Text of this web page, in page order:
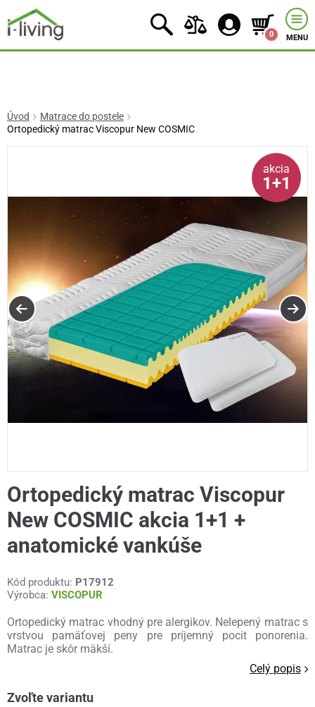
0 MENU
Úvod
Matrace do postele
Ortopedický matrac Viscopur New COSMIC
akcia
1+1
Ortopedický matrac Viscopur
New COSMIC akcia 1+1 +
anatomické vankúše
Kód produktu: P17912
Výrobca: VISCOPUR
Ortopedický matrac vhodný pre alergikov. Nelepený matrac s
vrstvou pamäťovej peny pre príjemný pocit ponorenia.
Matrac je skôr mäkší.
Celý popis
Zvoľte variantu